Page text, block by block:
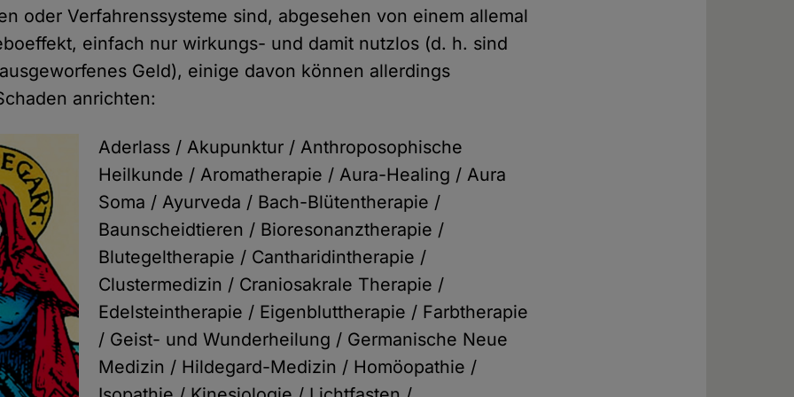
oder Verfahrenssysteme sind, abgesehen von einem allemal
einfach nur wirkungs- und damit nutzlos (d. h. sind
Geld), einige davon können allerdings
anrichten:
Aderlass / Akupunktur / Anthroposophische
Heilkunde / Aromatherapie / Aura-Healing / Aura
Soma / Ayurveda / Bach-Blütentherapie /
Baunscheidtieren / Bioresonanztherapie /
Blutegeltherapie / Cantharidintherapie /
Clustermedizin / Craniosakrale Therapie /
Edelsteintherapie / Eigenbluttherapie / Farbtherapie
/ Geist- und Wunderheilung / Germanische Neue
Medizin / Hildegard-Medizin / Homöopathie /